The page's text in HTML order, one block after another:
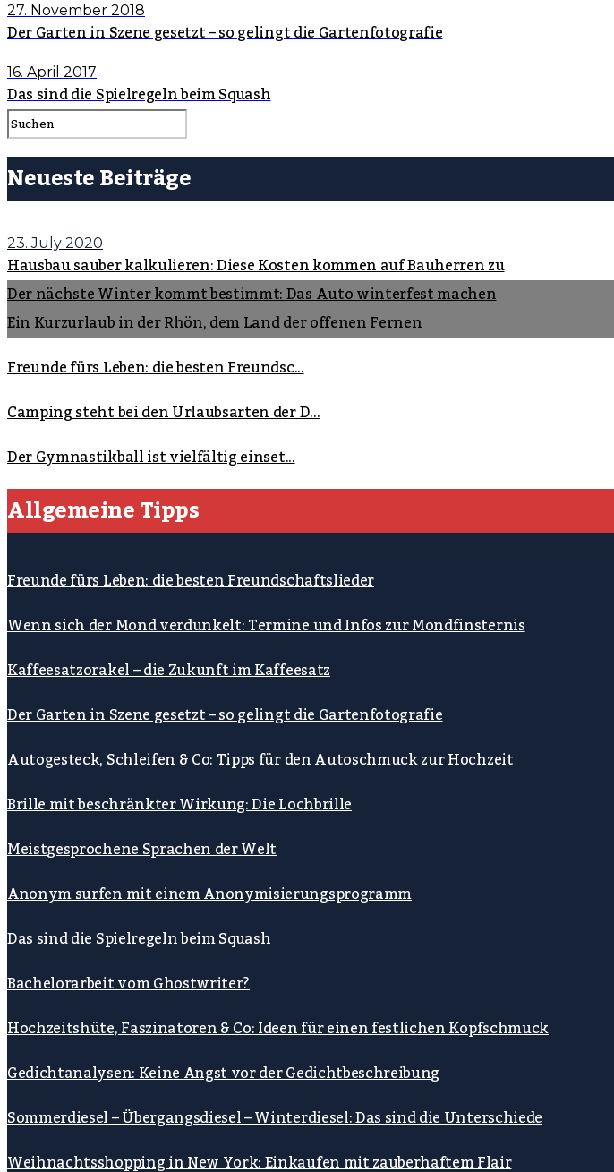
27. November 2018
Der Garten in Szene gesetzt – so gelingt die Gartenfotografie
16. April 2017
Das sind die Spielregeln beim Squash
Neueste Beiträge
23. July 2020
Hausbau sauber kalkulieren: Diese Kosten kommen auf Bauherren zu
Der nächste Winter kommt bestimmt: Das Auto winterfest machen
Ein Kurzurlaub in der Rhön, dem Land der offenen Fernen
Freunde fürs Leben: die besten Freundsc...
Camping steht bei den Urlaubsarten der D...
Der Gymnastikball ist vielfältig einset...
Allgemeine Tipps
Freunde fürs Leben: die besten Freundschaftslieder
Wenn sich der Mond verdunkelt: Termine und Infos zur Mondfinsternis
Kaffeesatzorakel – die Zukunft im Kaffeesatz
Der Garten in Szene gesetzt – so gelingt die Gartenfotografie
Autogesteck, Schleifen & Co: Tipps für den Autoschmuck zur Hochzeit
Brille mit beschränkter Wirkung: Die Lochbrille
Meistgesprochene Sprachen der Welt
Anonym surfen mit einem Anonymisierungsprogramm
Das sind die Spielregeln beim Squash
Bachelorarbeit vom Ghostwriter?
Hochzeitshüte, Faszinatoren & Co: Ideen für einen festlichen Kopfschmuck
Gedichtanalysen: Keine Angst vor der Gedichtbeschreibung
Sommerdiesel – Übergangsdiesel – Winterdiesel: Das sind die Unterschiede
Weihnachtsshopping in New York: Einkaufen mit zauberhaftem Flair